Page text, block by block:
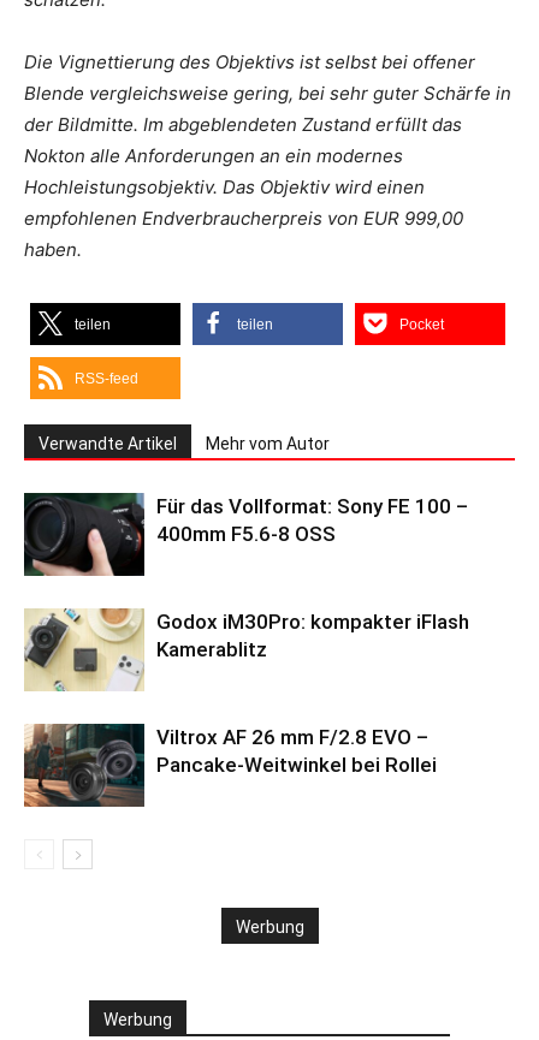
Die Vignettierung des Objektivs ist selbst bei offener
Blende vergleichsweise gering, bei sehr guter Schärfe in
der Bildmitte. Im abgeblendeten Zustand erfüllt das
Nokton alle Anforderungen an ein modernes
Hochleistungsobjektiv. Das Objektiv wird einen
empfohlenen Endverbraucherpreis von EUR 999,00
haben.
teilen teilen Pocket
RSS-feed
Verwandte Artikel Mehr vom Autor
Für das Vollformat: Sony FE 100 –
400mm F5.6-8 OSS
Godox iM30Pro: kompakter iFlash
Kamerablitz
Viltrox AF 26 mm F/2.8 EVO –
Pancake-Weitwinkel bei Rollei
Werbung
Werbung